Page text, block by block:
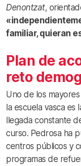
Denontzat,
familiar, quieran
Plan de
reto
Uno de los
la escuela vasca es
llegada constante
curso. Pedrosa ha
centros públicos y
programas de